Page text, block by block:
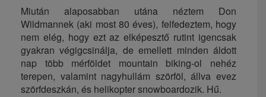
Miután alaposabban utána néztem Don
Wildmannek (aki most 80 éves), felfedeztem, hogy
nem elég, hogy ezt az elképesztő rutint igencsak
gyakran végigcsinálja, de emellett minden áldott
nap több mérföldet mountain biking-ol nehéz
terepen, valamint nagyhullám szörföl, állva evez
szörfdeszkán, és helikopter snowboardozik. Hű.